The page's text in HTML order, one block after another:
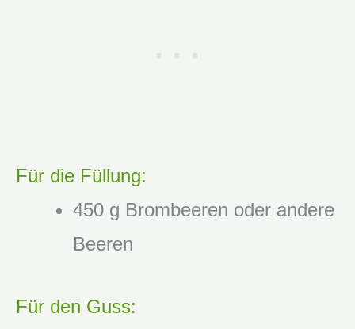
Für die Füllung:
450 g Brombeeren oder andere
Beeren
Für den Guss: